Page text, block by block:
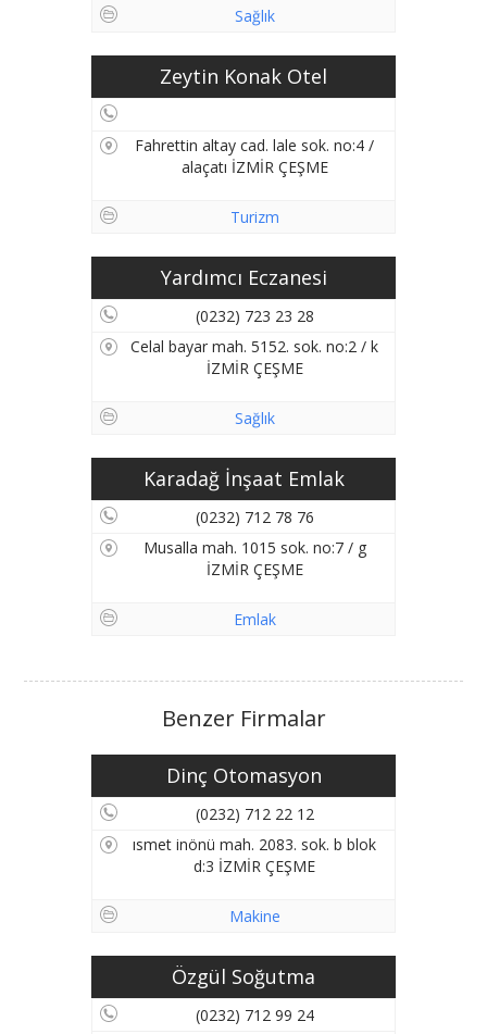
Sağlık
Zeytin Konak Otel
Fahrettin altay cad. lale sok. no:4 /
alaçatı İZMİR ÇEŞME
Turizm
Yardımcı Eczanesi
(0232) 723 23 28
Celal bayar mah. 5152. sok. no:2 / k
İZMİR ÇEŞME
Sağlık
Karadağ İnşaat Emlak
(0232) 712 78 76
Musalla mah. 1015 sok. no:7 / g
İZMİR ÇEŞME
Emlak
Benzer Firmalar
Dinç Otomasyon
(0232) 712 22 12
ısmet inönü mah. 2083. sok. b blok
d:3 İZMİR ÇEŞME
Makine
Özgül Soğutma
(0232) 712 99 24